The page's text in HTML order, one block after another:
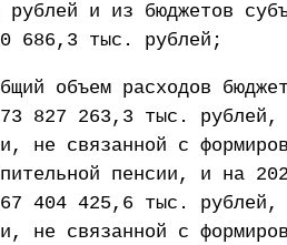
рублей и из бюджетов
686,3 тыс. рублей;
объем расходов
827 263,3 тыс.
не связанной с
пенсии, и на
404 425,6 тыс.
не связанной с